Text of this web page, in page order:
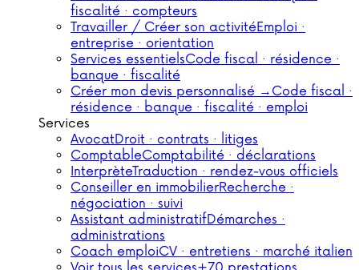
fiscalité · compteurs
Travailler / Créer son activitéEmploi ·
entreprise · orientation
Services essentielsCode fiscal · résidence ·
banque · fiscalité
Créer mon devis personnalisé → Code fiscal ·
résidence · banque · fiscalité · emploi
Services
AvocatDroit · contrats · litiges
ComptableComptabilité · déclarations
InterprèteTraduction · rendez-vous officiels
Conseiller en immobilierRecherche ·
négociation · suivi
Assistant administratifDémarches ·
administrations
Coach emploiCV · entretiens · marché italien